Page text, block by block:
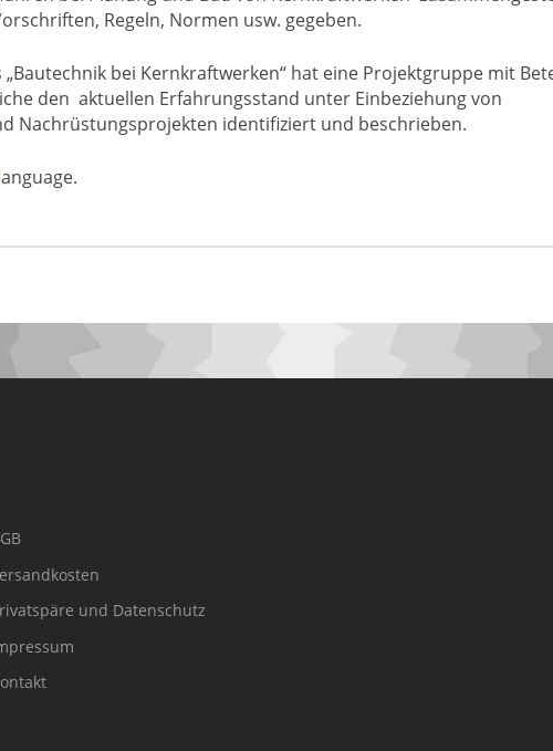
Regeln, Normen usw. gegeben.
bei Kernkraftwerken“ hat eine Projektgruppe mit
den aktuellen Erfahrungsstand unter Einbeziehung von
Nachrüstungsprojekten identifiziert und beschrieben.
und Datenschutz